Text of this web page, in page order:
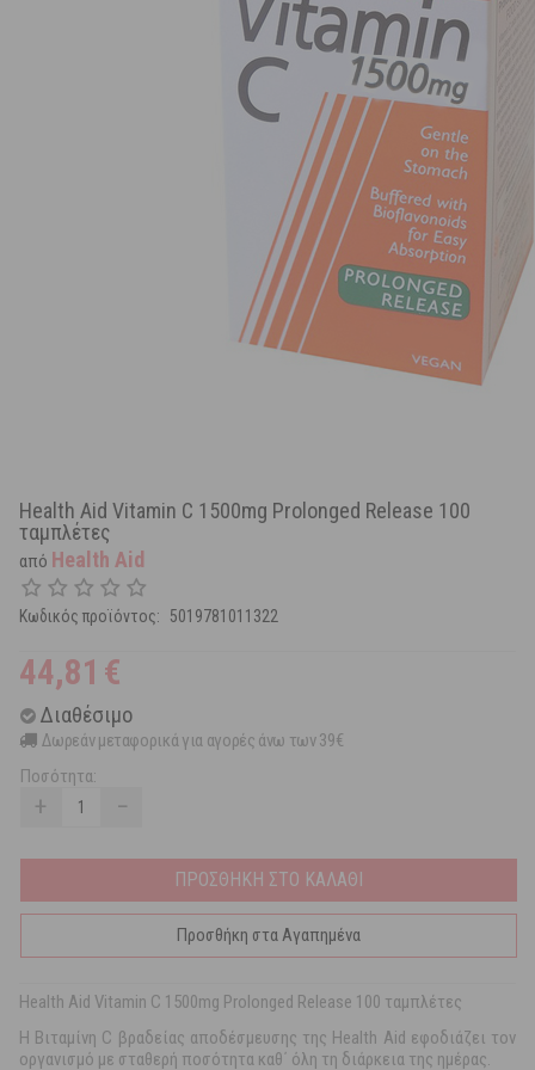
Health Aid Vitamin C 1500mg Prolonged Release 100
ταμπλέτες
από Health Aid
Κωδικός προϊόντος: 5019781011322
44,81 €
Διαθέσιμο
Δωρεάν μεταφορικά για αγορές άνω των 39€
Ποσότητα:
+ −
ΠΡΟΣΘΗΚΗ ΣΤΟ ΚΑΛΑΘΙ
Προσθήκη στα Αγαπημένα
Ηealth Αid Vitamin C 1500mg Prolonged Release 100 ταμπλέτες
Η Bιταμίνη C βραδείας αποδέσμευσης της Health Aid εφοδιάζει τον
οργανισμό με σταθερή ποσότητα καθ΄ όλη τη διάρκεια της ημέρας.